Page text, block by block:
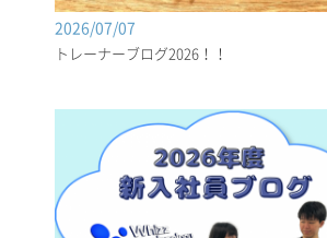
2026/07/07
トレーナーブログ2026！！